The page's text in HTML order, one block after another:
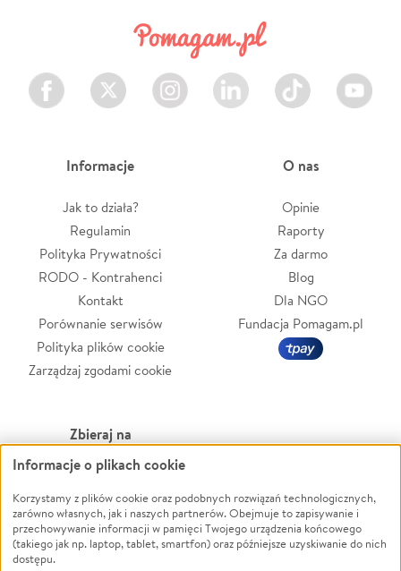
Facebook Twitter Instagram LinkedIn TikTok Youtube
Informacje
Jak to działa?
Regulamin
Polityka Prywatności
RODO - Kontrahenci
Kontakt
Porównanie serwisów
Polityka plików cookie
Zarządzaj zgodami cookie
O nas
Opinie
Raporty
Za darmo
Blog
Dla NGO
Fundacja Pomagam.pl
Zbieraj na
Leczenie
Zwierzęta
Pożar
Ukraina
Powódź
Wichura
NGO
Informacje o plikach cookie
Korzystamy z plików cookie oraz podobnych rozwiązań technologicznych,
zarówno własnych, jak i naszych partnerów. Obejmuje to zapisywanie i
przechowywanie informacji w pamięci Twojego urządzenia końcowego
(takiego jak np. laptop, tablet, smartfon) oraz późniejsze uzyskiwanie do nich
dostępu.